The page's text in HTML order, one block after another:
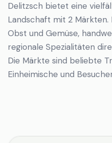
Delitzsch bietet eine
Landschaft mit 2 Märkten.
Obst und Gemüse,
regionale Spezialitäten
Die Märkte sind beliebte
Einheimische und